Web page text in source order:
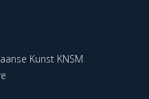
Kunst KNSM